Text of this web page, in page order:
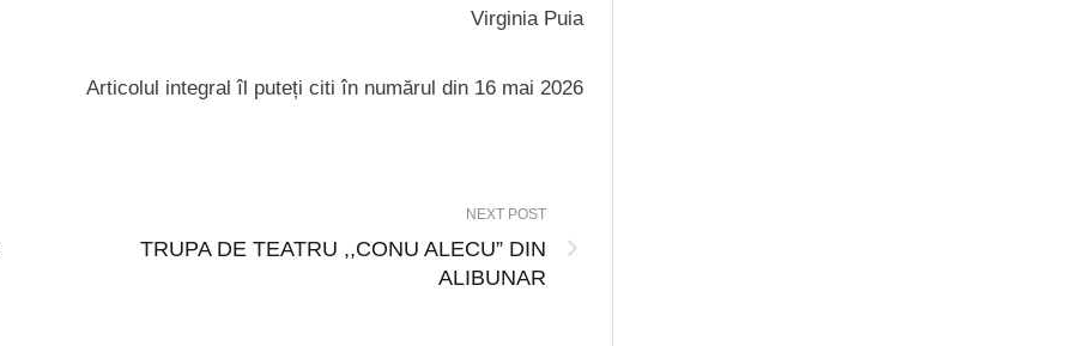
Virginia Puia
Articolul integral îl puteți citi în numărul din 16 mai 2026
NEXT POST
TRUPA DE TEATRU ,,CONU ALECU” DIN
ALIBUNAR